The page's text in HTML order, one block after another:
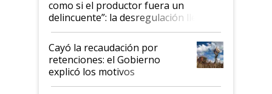
como si el productor fuera un
delincuente”: la desregulación llegó
al Congreso Aapresid y hasta se
habló del financiamiento al IPCVA
Cayó la recaudación por
retenciones: el Gobierno
explicó los motivos